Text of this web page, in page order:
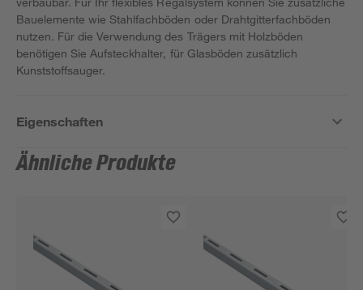
Bauelemente wie Stahlfachböden oder Drahtgitterfachböden
nutzen. Für die Verwendung des Trägers mit Holzböden
benötigen Sie Aufsteckhalter, für Glasböden zusätzlich
Kunststoffsauger.
Eigenschaften
Ähnliche Produkte